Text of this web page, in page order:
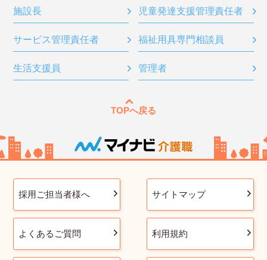
施設長 児童発達支援管理責任者
サービス管理責任者 福祉用具専門相談員
生活支援員 管理者
TOPへ戻る
採用ご担当者様へ サイトマップ
よくあるご質問 利用規約